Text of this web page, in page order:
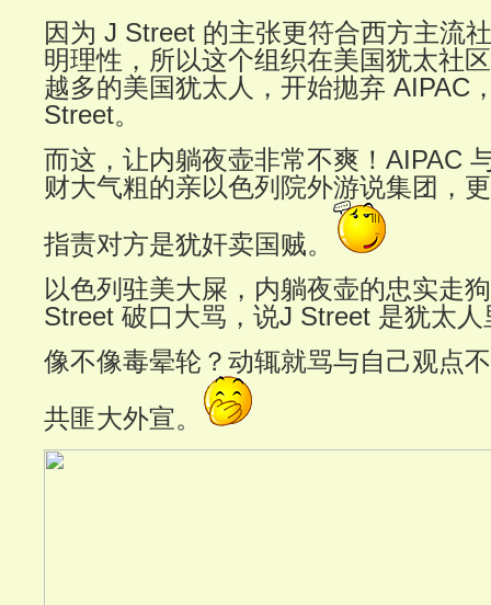
因为 J Street 的主张更符合西方主流
明理性，所以这个组织在美国犹太社
越多的美国犹太人，开始拋弃 AIPAC
Street。
而这，让内躺夜壶非常不爽！AIPAC
财大气粗的亲以色列院外游说集团，
指责对方是犹奸卖国贼。
以色列驻美大屎，内躺夜壶的忠实走
Street 破口大骂，说J Street 是犹太
像不像毒晕轮？动辄就骂与自己观点
共匪大外宣。